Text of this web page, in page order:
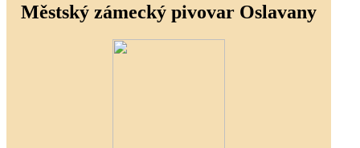
Městský zámecký pivovar Oslavany